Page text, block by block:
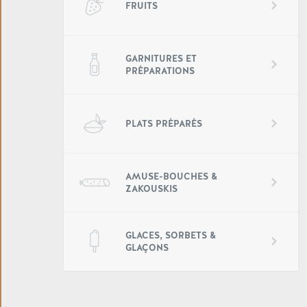
FRUITS
GARNITURES ET
PRÉPARATIONS
PLATS PRÉPARÉS
AMUSE-BOUCHES &
ZAKOUSKIS
GLACES, SORBETS &
GLAÇONS